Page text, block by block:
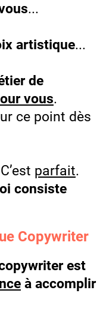
...
artistique...
de
vous.
ce point dès
C’est parfait.
consiste
Copywriter
est
à accomplir